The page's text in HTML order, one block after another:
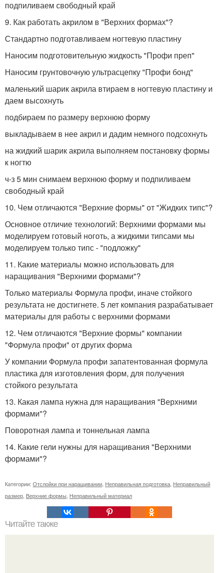
подпиливаем свободный край
9. Как работать акрилом в "Верхних формах"?
Стандартно подготавливаем ногтевую пластину
Наносим подготовительную жидкость "Профи преп"
Наносим грунтовочную ультрасцепку "Профи бонд"
маленький шарик акрила втираем в ногтевую пластину и
даем высохнуть
подбираем по размеру верхнюю форму
выкладываем в нее акрил и дадим немного подсохнуть
на жидкий шарик акрила выполняем постановку формы
к ногтю
ч-з 5 мин снимаем верхнюю форму и подпиливаем
свободный край
10. Чем отличаются "Верхние формы" от "Жидких типс"?
Основное отличие технологий: Верхними формами мы
моделируем готовый ноготь, а жидкими типсами мы
моделируем только типс - "подложку"
11. Какие материалы можно использовать для
наращивания "Верхними формами"?
Только материалы Формула профи, иначе стойкого
результата не достигнете. 5 лет компания разрабатывает
материалы для работы с верхними формами
12. Чем отличаются "Верхние формы" компании
"Формула профи" от других форма
У компании Формула профи запатентованная формула
пластика для изготовления форм, для получения
стойкого результата
13. Какая лампа нужна для наращивания "Верхними
формами"?
Поворотная лампа и тоннельная лампа
14. Какие гели нужны для наращивания "Верхними
формами"?
Категории: Отслойки при наращивании Неправильная подготовка Неправильный
размер Верхние формы Неправильный материал
Читайте также